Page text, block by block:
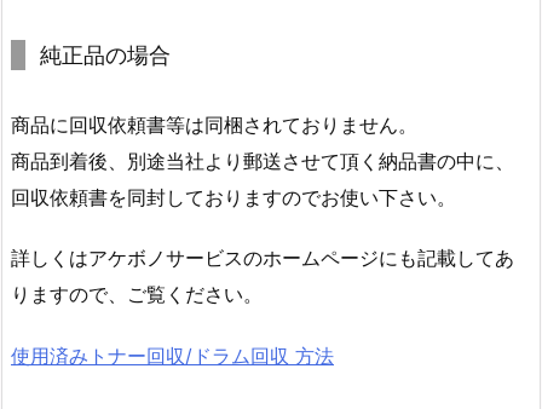
純正品の場合
商品に回収依頼書等は同梱されておりません。
商品到着後、別途当社より郵送させて頂く納品書の中に、
回収依頼書を同封しておりますのでお使い下さい。
詳しくはアケボノサービスのホームページにも記載してあ
りますので、ご覧ください。
使用済みトナー回収/ドラム回収 方法